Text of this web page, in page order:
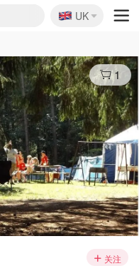
🇬🇧
UK
1
关注